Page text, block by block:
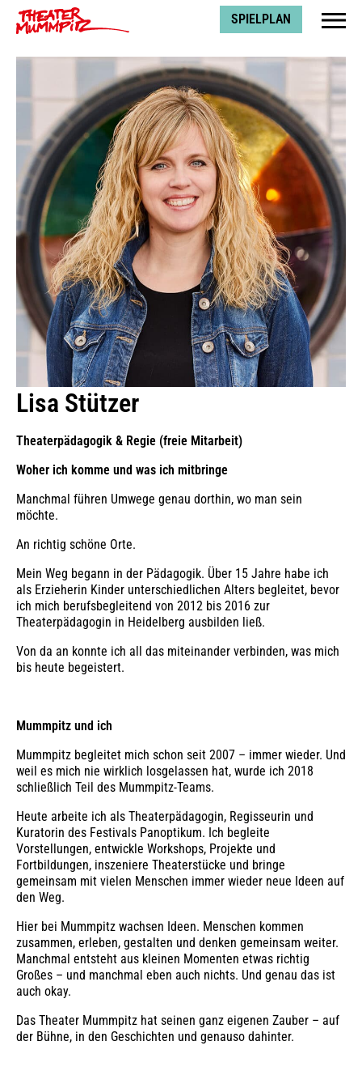
Theater Mummpitz SPIELPLAN
Lisa Stützer
Theaterpädagogik & Regie (freie Mitarbeit)
Woher ich komme und was ich mitbringe
Manchmal führen Umwege genau dorthin, wo man sein
möchte.
An richtig schöne Orte.
Mein Weg begann in der Pädagogik. Über 15 Jahre habe ich
als Erzieherin Kinder unterschiedlichen Alters begleitet, bevor
ich mich berufsbegleitend von 2012 bis 2016 zur
Theaterpädagogin in Heidelberg ausbilden ließ.
Von da an konnte ich all das miteinander verbinden, was mich
bis heute begeistert.
Mummpitz und ich
Mummpitz begleitet mich schon seit 2007 – immer wieder. Und
weil es mich nie wirklich losgelassen hat, wurde ich 2018
schließlich Teil des Mummpitz-Teams.
Heute arbeite ich als Theaterpädagogin, Regisseurin und
Kuratorin des Festivals Panoptikum. Ich begleite
Vorstellungen, entwickle Workshops, Projekte und
Fortbildungen, inszeniere Theaterstücke und bringe
gemeinsam mit vielen Menschen immer wieder neue Ideen auf
den Weg.
Hier bei Mummpitz wachsen Ideen. Menschen kommen
zusammen, erleben, gestalten und denken gemeinsam weiter.
Manchmal entsteht aus kleinen Momenten etwas richtig
Großes – und manchmal eben auch nichts. Und genau das ist
auch okay.
Das Theater Mummpitz hat seinen ganz eigenen Zauber – auf
der Bühne, in den Geschichten und genauso dahinter.